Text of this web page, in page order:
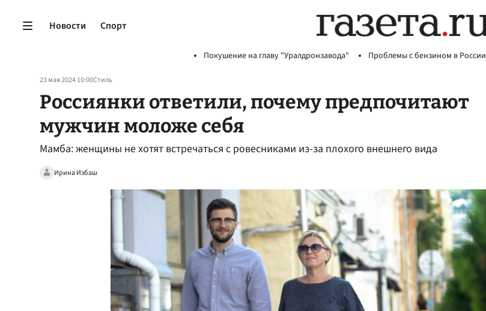
Новости Спорт
Покушение на главу "Уралдронзавода" Проблемы с бензином в России
23 мая 2024 10:00Стиль
Россиянки ответили, почему предпочитают
мужчин моложе себя
Мамба: женщины не хотят встречаться с ровесниками из-за плохого внешнего вида
Ирина Избаш